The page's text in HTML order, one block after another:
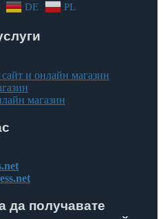
DE PL
и онлайн магазин
магазин
да получавате